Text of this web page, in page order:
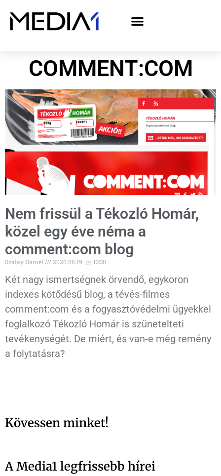
COMMENT:COM
Nem frissül a Tékozló Homár,
közel egy éve néma a
comment:com blog
Szalay Dániel 2020.06.19. 13:30
Két nagy ismertségnek örvendő, egykoron
indexes kötődésű blog, a tévés-filmes
comment:com és a fogyasztóvédelmi ügyekkel
foglalkozó Tékozló Homár is szünetelteti
tevékenységét. De miért, és van-e még remény
a folytatásra?
Kövessen minket!
A Media1 legfrissebb hírei